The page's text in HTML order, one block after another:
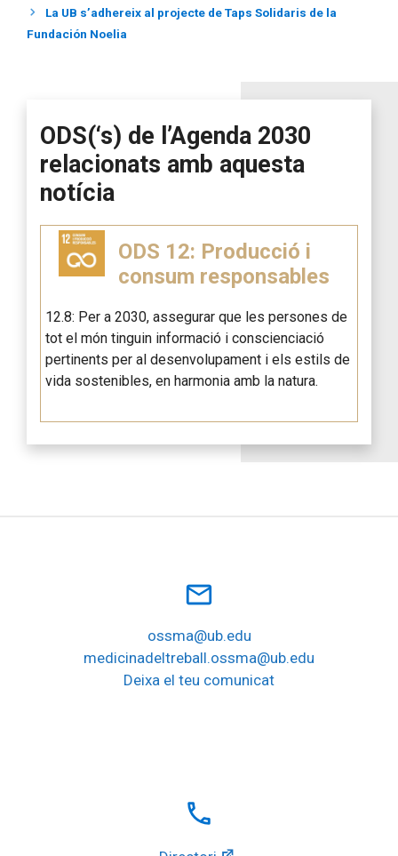
La UB s’adhereix al projecte de Taps Solidaris de la
Fundación Noelia
ODS(‘s) de l’Agenda 2030
relacionats amb aquesta
notícia
ODS 12: Producció i
consum responsables
12.8: Per a 2030, assegurar que les persones de
tot el món tinguin informació i conscienciació
pertinents per al desenvolupament i els estils de
vida sostenibles, en harmonia amb la natura.
mail_outline
ossma@ub.edu
medicinadeltreball.ossma@ub.edu
Deixa el teu comunicat
local_phone